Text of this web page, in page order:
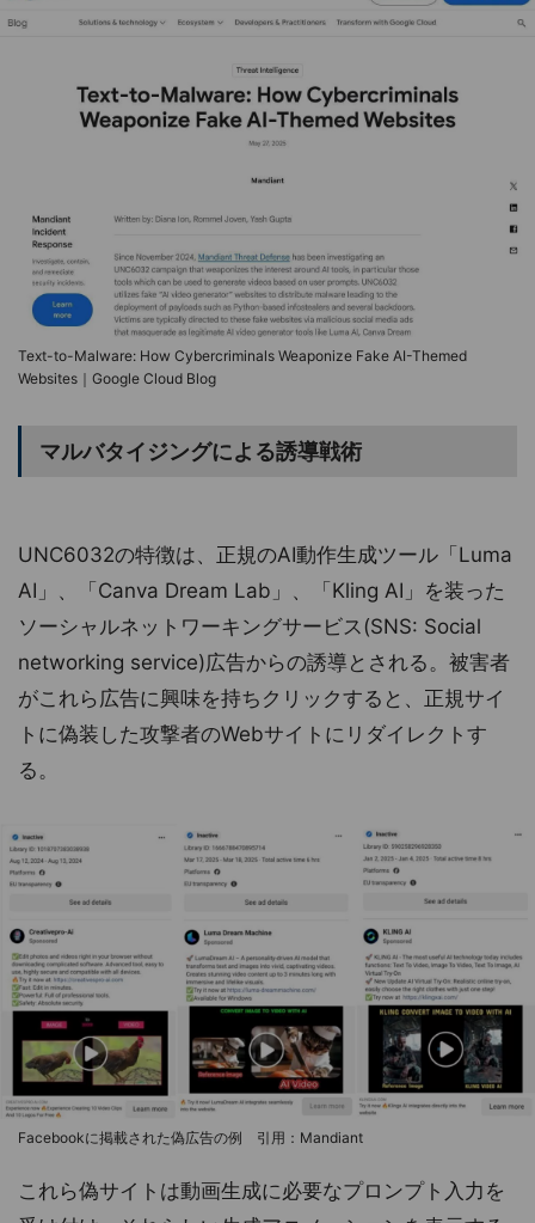
Text-to-Malware: How Cybercriminals Weaponize Fake AI-Themed
Websites｜Google Cloud Blog
マルバタイジングによる誘導戦術
UNC6032の特徴は、正規のAI動作生成ツール「Luma
AI」、「Canva Dream Lab」、「Kling AI」を装った
ソーシャルネットワーキングサービス(SNS: Social
networking service)広告からの誘導とされる。被害者
がこれら広告に興味を持ちクリックすると、正規サイ
トに偽装した攻撃者のWebサイトにリダイレクトす
る。
Facebookに掲載された偽広告の例 引用：Mandiant
これら偽サイトは動画生成に必要なプロンプト入力を